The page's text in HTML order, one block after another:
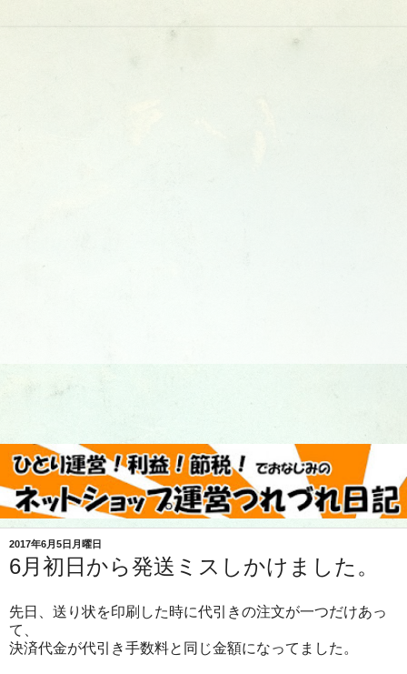
2017年6月5日月曜日
6月初日から発送ミスしかけました。
先日、送り状を印刷した時に代引きの注文が一つだけあっ
て、
決済代金が代引き手数料と同じ金額になってました。